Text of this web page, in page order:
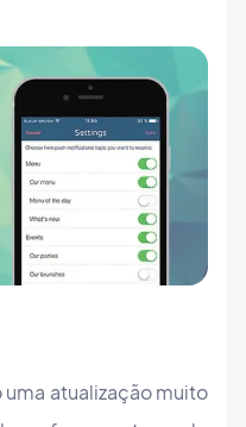
atualização muito